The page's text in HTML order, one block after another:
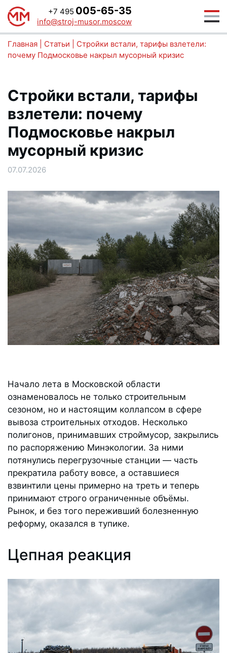
+7 495 005-65-35
info@stroj-musor.moscow
Главная Статьи
Стройки встали, тарифы взлетели:
почему Подмосковье накрыл мусорный кризис
Стройки встали, тарифы
взлетели: почему
Подмосковье накрыл
мусорный кризис
07.07.2026
Начало лета в Московской области
ознаменовалось не только строительным
сезоном, но и настоящим коллапсом в сфере
вывоза строительных отходов. Несколько
полигонов, принимавших строймусор, закрылись
по распоряжению Минэкологии. За ними
потянулись перегрузочные станции — часть
прекратила работу вовсе, а оставшиеся
взвинтили цены примерно на треть и теперь
принимают строго ограниченные объёмы.
Рынок, и без того переживший болезненную
реформу, оказался в тупике.
Цепная реакция